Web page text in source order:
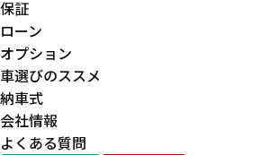
保証
ローン
オプション
車選びのススメ
納車式
会社情報
よくある質問